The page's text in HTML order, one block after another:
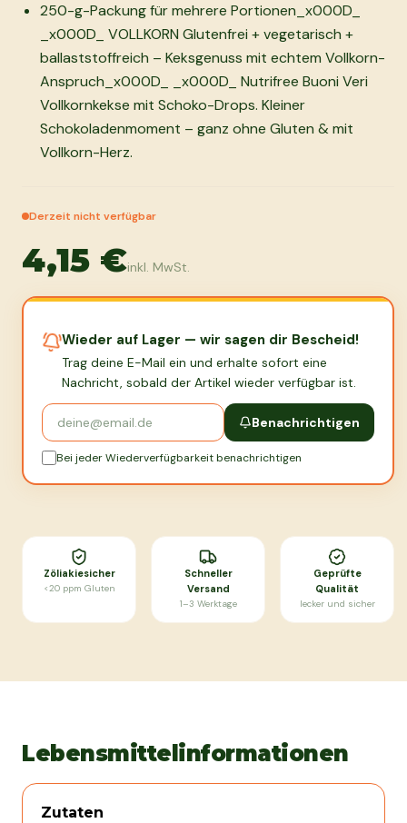
250-g-Packung für mehrere Portionen_x000D_
_x000D_ VOLLKORN Glutenfrei + vegetarisch +
ballaststoffreich – Keksgenuss mit echtem Vollkorn-
Anspruch_x000D_ _x000D_ Nutrifree Buoni Veri
Vollkornkekse mit Schoko-Drops. Kleiner
Schokoladenmoment – ganz ohne Gluten & mit
Vollkorn-Herz.
Derzeit nicht verfügbar
4,15 €inkl. MwSt.
Wieder auf Lager — wir sagen dir Bescheid!
Trag deine E-Mail ein und erhalte sofort eine
Nachricht, sobald der Artikel wieder verfügbar ist.
Benachrichtigen
Bei jeder Wiederverfügbarkeit benachrichtigen
Zöliakiesicher
<20 ppm Gluten
Schneller
Versand
1–3 Werktage
Geprüfte
Qualität
lecker und sicher
Lebensmittelinformationen
Zutaten